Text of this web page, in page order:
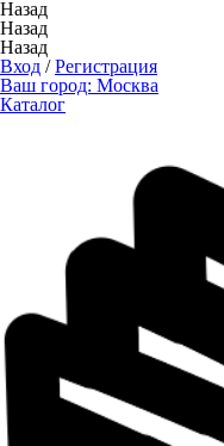
Назад
Назад
Назад
Вход /Регистрация
Ваш город: Москва
Каталог